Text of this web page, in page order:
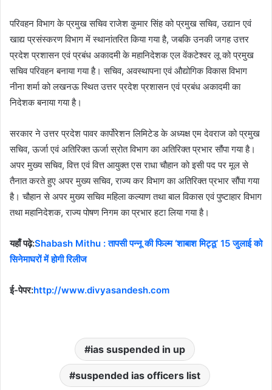
परिवहन विभाग के प्रमुख सचिव राजेश कुमार सिंह को प्रमुख सचिव, उद्यान एवं
खाद्य प्रसंस्करण विभाग में स्थानांतरित किया गया है, जबकि उनकी जगह उत्तर
प्रदेश प्रशासन एवं प्रबंध अकादमी के महानिदेशक एल वेंकटेश्वर लू को प्रमुख
सचिव परिवहन बनाया गया है। सचिव, अवस्थापना एवं औद्योगिक विकास विभाग
नीना शर्मा को लखनऊ स्थित उत्तर प्रदेश प्रशासन एवं प्रबंध अकादमी का
निदेशक बनाया गया है।
सरकार ने उत्तर प्रदेश पावर कार्पोरेशन लिमिटेड के अध्यक्ष एम देवराज को प्रमुख
सचिव, ऊर्जा एवं अतिरिक्त ऊर्जा स्रोत विभाग का अतिरिक्त प्रभार सौंपा गया है।
अपर मुख्य सचिव, वित्त एवं वित्त आयुक्त एस राधा चौहान को इसी पद पर मूल से
तैनात करते हुए अपर मुख्य सचिव, राज्य कर विभाग का अतिरिक्त प्रभार सौंपा गया
है। चौहान से अपर मुख्य सचिव महिला कल्याण तथा बाल विकास एवं पुष्टाहार विभाग
तथा महानिदेशक, राज्य पोषण निगम का प्रभार हटा लिया गया है।
यहाँ पढ़े:Shabash Mithu : तापसी पन्नू की फिल्म ‘शाबाश मिट्ठू’ 15 जुलाई को
सिनेमाघरों में होगी रिलीज
ई-पेपर:http://www.divyasandesh.com
ias suspended in up
suspended ias officers list